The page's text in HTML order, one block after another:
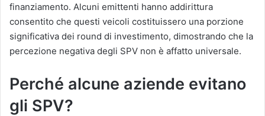
finanziamento. Alcuni emittenti hanno addirittura
consentito che questi veicoli costituissero una porzione
significativa dei round di investimento, dimostrando che la
percezione negativa degli SPV non è affatto universale.
Perché alcune aziende evitano
gli SPV?